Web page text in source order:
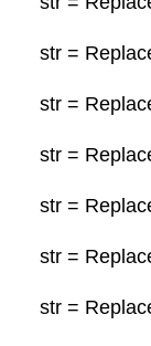
str =
str =
str =
str =
str =
str =